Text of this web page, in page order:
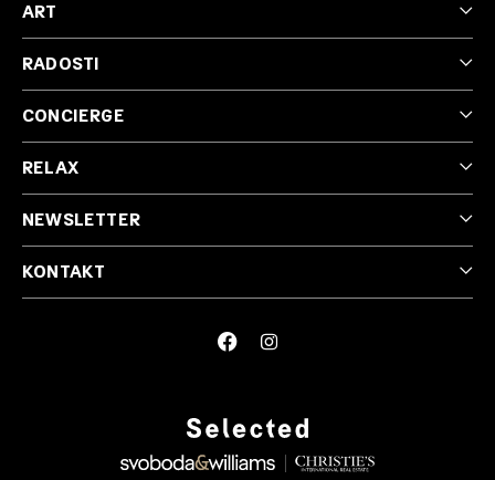
ART
RADOSTI
CONCIERGE
RELAX
NEWSLETTER
KONTAKT